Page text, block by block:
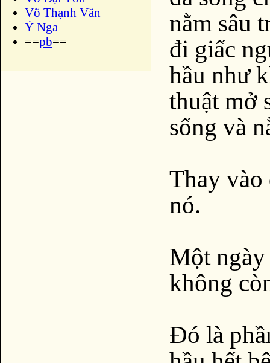
Võ Thạnh Văn
Ý Nga
==pb==
nằm sâu
đi giấc
hầu như
thuật mở
sống và
Thay vào
nó.
Một ngày
không
Đó là